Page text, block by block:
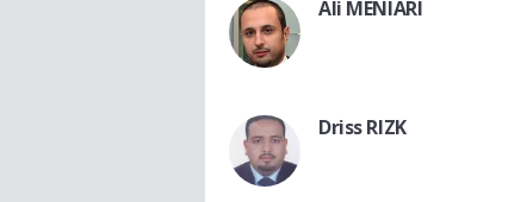
Ali MENIARI
Driss RIZK